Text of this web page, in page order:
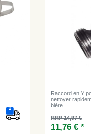
Raccord en Y
nettoyer
bière
RRP 14,97 €
11,76 € *